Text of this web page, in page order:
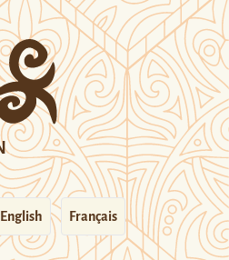
English Français